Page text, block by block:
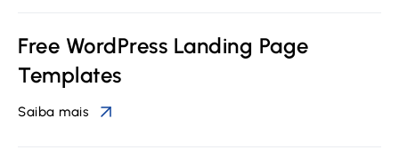
Free WordPress Landing Page
Templates
Saiba mais